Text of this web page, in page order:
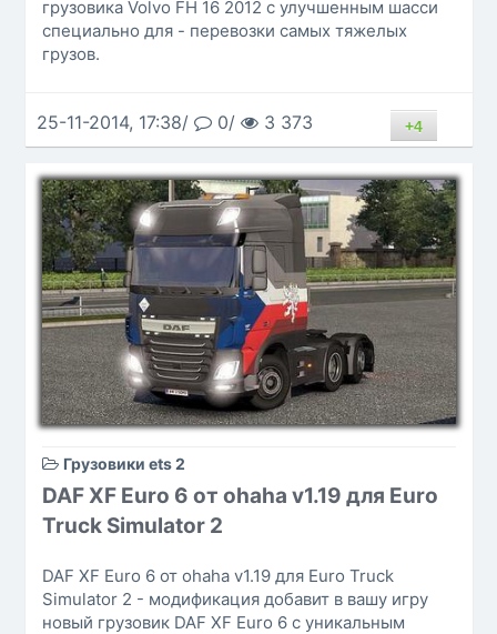
грузовика Volvo FH 16 2012 с улучшенным шасси
специально для - перевозки самых тяжелых
грузов.
25-11-2014, 17:38/ 0/ 3 373 +4
Грузовики ets 2
DAF XF Euro 6 от ohaha v1.19 для Euro
Truck Simulator 2
DAF XF Euro 6 от ohaha v1.19 для Euro Truck
Simulator 2 - модификация добавит в вашу игру
новый грузовик DAF XF Euro 6 с уникальным